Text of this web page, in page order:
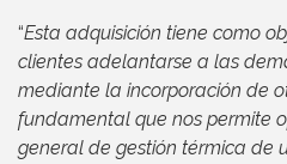
“Esta adquisición tiene como
clientes adelantarse a las
mediante la incorporación de
fundamental que nos permite
general de gestión térmica de